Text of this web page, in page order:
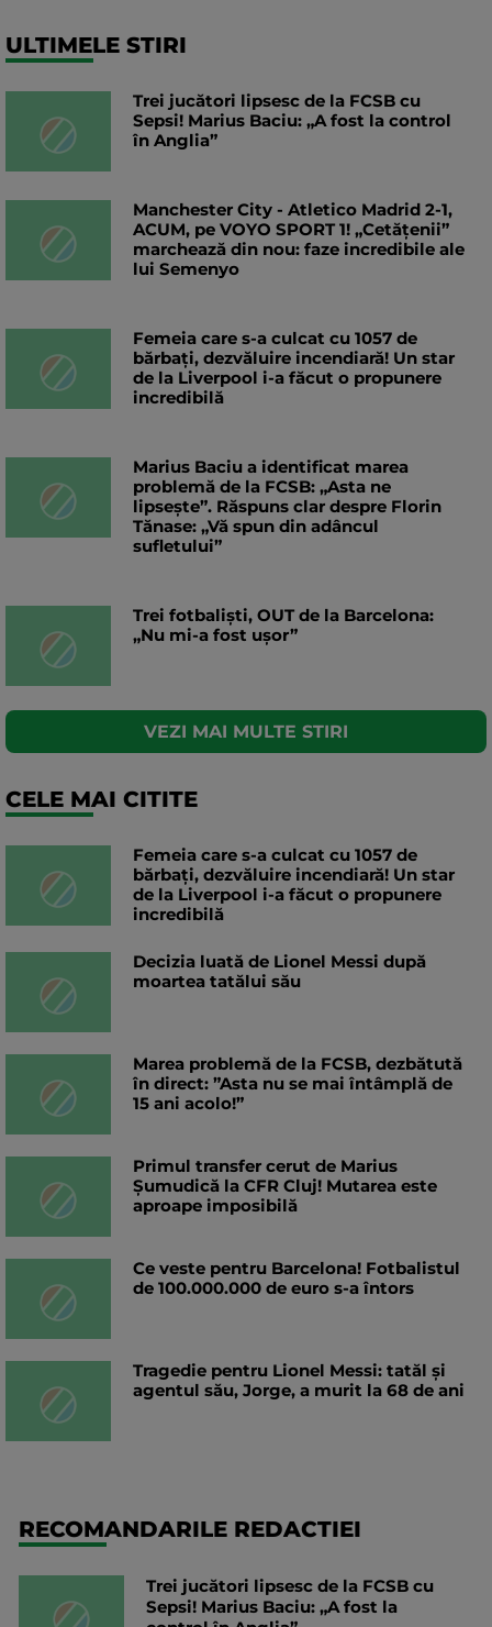
ULTIMELE STIRI
Trei jucători lipsesc de la FCSB cu
Sepsi! Marius Baciu: „A fost la control
în Anglia”
Manchester City - Atletico Madrid 2-1,
ACUM, pe VOYO SPORT 1! „Cetățenii”
marchează din nou: faze incredibile ale
lui Semenyo
Femeia care s-a culcat cu 1057 de
bărbați, dezvăluire incendiară! Un star
de la Liverpool i-a făcut o propunere
incredibilă
Marius Baciu a identificat marea
problemă de la FCSB: „Asta ne
lipsește”. Răspuns clar despre Florin
Tănase: „Vă spun din adâncul
sufletului”
Trei fotbaliști, OUT de la Barcelona:
„Nu mi-a fost ușor”
VEZI MAI MULTE STIRI
CELE MAI CITITE
Femeia care s-a culcat cu 1057 de
bărbați, dezvăluire incendiară! Un star
de la Liverpool i-a făcut o propunere
incredibilă
Decizia luată de Lionel Messi după
moartea tatălui său
Marea problemă de la FCSB, dezbătută
în direct: ”Asta nu se mai întâmplă de
15 ani acolo!”
Primul transfer cerut de Marius
Șumudică la CFR Cluj! Mutarea este
aproape imposibilă
Ce veste pentru Barcelona! Fotbalistul
de 100.000.000 de euro s-a întors
Tragedie pentru Lionel Messi: tatăl și
agentul său, Jorge, a murit la 68 de ani
RECOMANDARILE REDACTIEI
Trei jucători lipsesc de la FCSB cu
Sepsi! Marius Baciu: „A fost la